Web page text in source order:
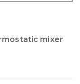
mixer